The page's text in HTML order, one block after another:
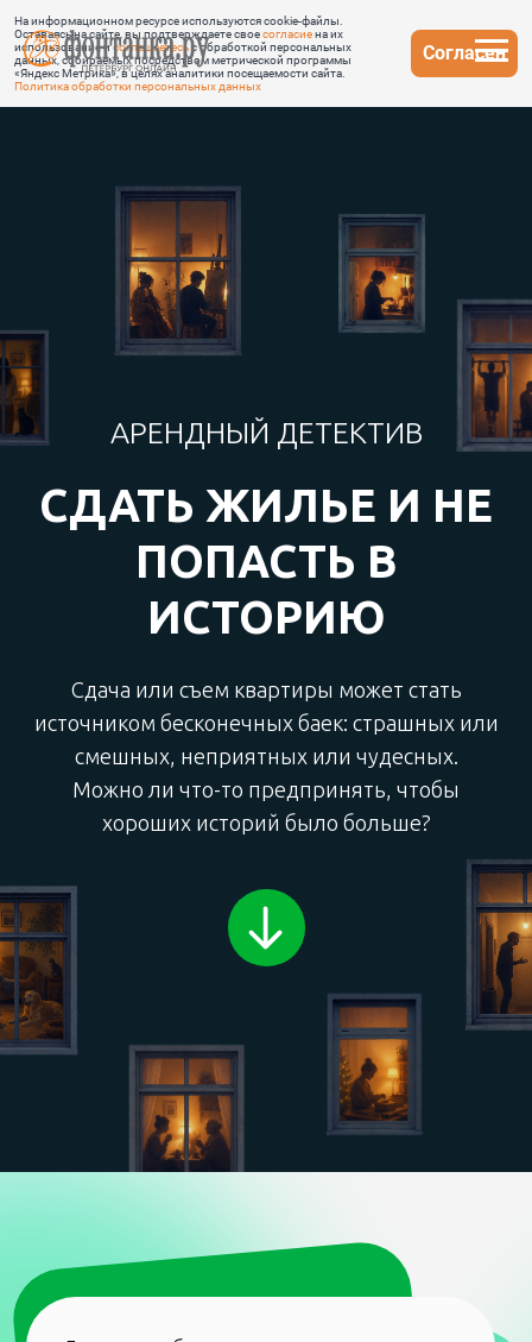
На информационном ресурсе используются cookie-файлы.
Оставаясь на сайте, вы подтверждаете своесогласиена их
использование исоглашаетесьс обработкой персональных
данных, собираемых посредством метрической программы
«Яндекс Метрика», в целях аналитики посещаемости сайта.
Политика обработки персональных данных
Согласен
СДАТЬ ЖИЛЬЕ И НЕ
ИСТОРИЮ
АРЕНДНЫЙ ДЕТЕКТИВ
Сдача или съем квартиры может стать
источником бесконечных баек: страшных или
Можно ли что-то предпринять, чтобы
Да, если собственник правильно
подготовит квартиру, учтет все
нюансы в объявлении
и заблаговременно проговорит все
условия. Или обратится в надежный
сервис, который поможет будущему
лендлорду в его нелегком начинании.
Вместе с сервисом «Домклик»
мы публикуем рассказы наших
как можно было избежать такой
ситуации, обезопасить себя
и не ввести в заблуждение